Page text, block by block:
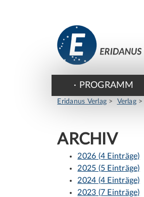
PROGRAMM
Eridanus Verlag Verlag
ARCHIV
2026 (4 Einträge)
2025 (5 Einträge)
2024 (4 Einträge)
2023 (7 Einträge)